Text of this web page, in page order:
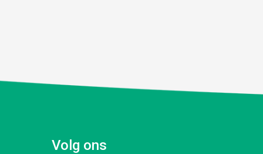
Volg ons